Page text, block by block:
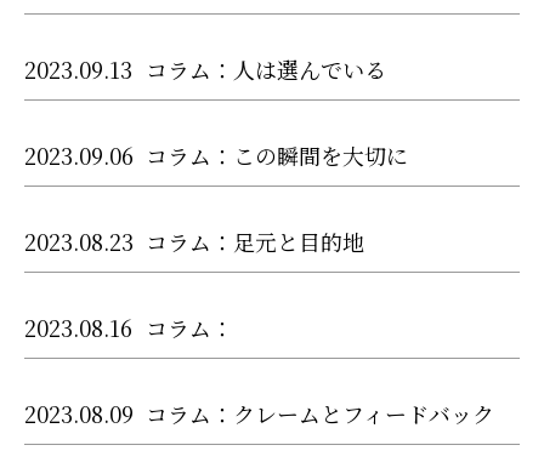
2023.09.13 コラム：人は選んでいる
2023.09.06 コラム：この瞬間を大切に
2023.08.23 コラム：足元と目的地
2023.08.16 コラム：
2023.08.09 コラム：クレームとフィードバック